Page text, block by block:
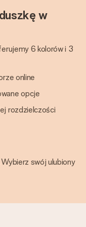
w
6 kolorów i 3
online
opcje
rozdzielczości
swój ulubiony